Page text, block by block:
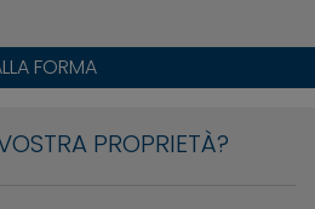
FORMA
PROPRIETÀ?